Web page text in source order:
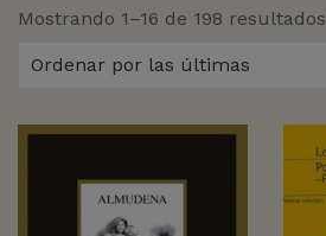
Mostrando 1–16 de 198 resultados
Ordenar por las últimas